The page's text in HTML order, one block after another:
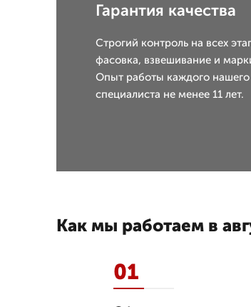
Гарантия качества
Строгий контроль на всех
фасовка, взвешивание и
Опыт работы каждого нашего
специалиста не менее 11 лет.
Как мы работаем в
01